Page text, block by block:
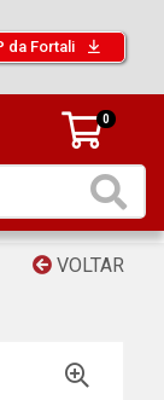
da Fortali
0
VOLTAR